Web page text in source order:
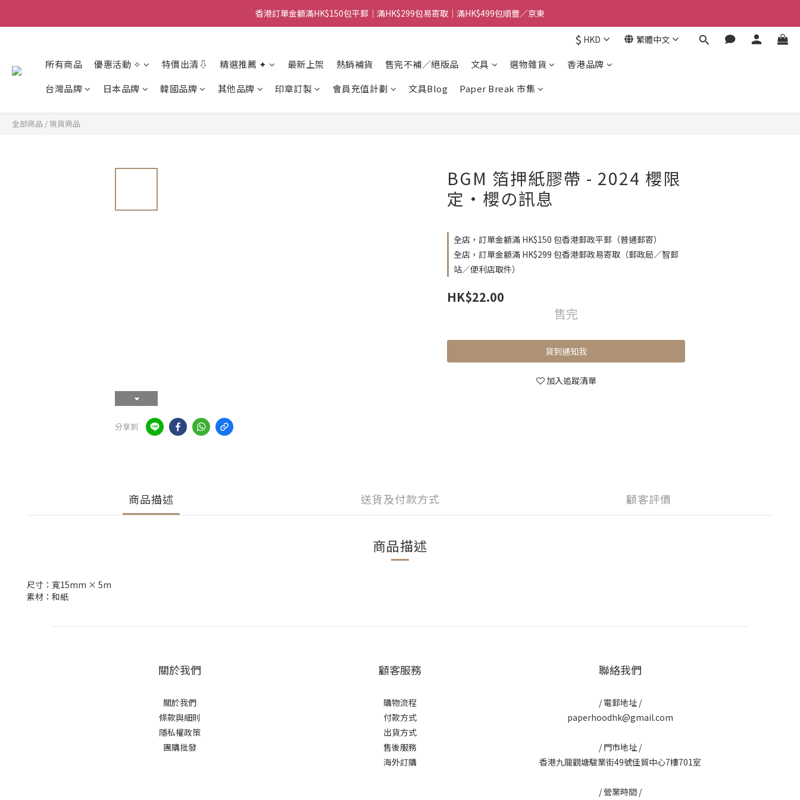
香港訂單金額滿HK$150包平郵｜滿HK$299包易寄取｜滿HK$499包順豐／京東
香港訂單金額滿HK$150包平郵｜滿HK$299包易寄取｜滿HK$499包順豐／京東
香港訂單金額滿HK$150包平郵｜滿HK$299包易寄取｜滿HK$499包順豐／京東
$ HKD 繁體中文
所有商品 優惠活動 ✧ 特價出清⇩ 精選推薦 ✦ 最新上架 熱銷補貨 售完不補／絕版品 文具 選物雜貨
香港品牌
台灣品牌
日本品牌 韓國品牌 其他品牌 印章訂製 會員充值計劃 文具Blog Paper Break 市集
全部商品 /現貨商品
分享到
BGM 箔押紙膠帶 - 2024 櫻限
定・櫻の訊息
全店，訂單金額滿 HK$150 包香港郵政平郵（普通郵寄）
全店，訂單金額滿 HK$299 包香港郵政易寄取（郵政局／智郵
站／便利店取件）
HK$22.00
售完
貨到通知我
加入追蹤清單
商品描述 送貨及付款方式 顧客評價
商品描述
尺寸：寬15mm × 5m
素材：和紙
關於我們
關於我們
條款與細則
隱私權政策
團購批發
顧客服務
購物流程
付款方式
出貨方式
售後服務
海外訂購
聯絡我們
/ 電郵地址 /
paperhoodhk@gmail.com
/ 門市地址 /
香港九龍觀塘駿業街49號佳貿中心7樓701室
/ 營業時間 /